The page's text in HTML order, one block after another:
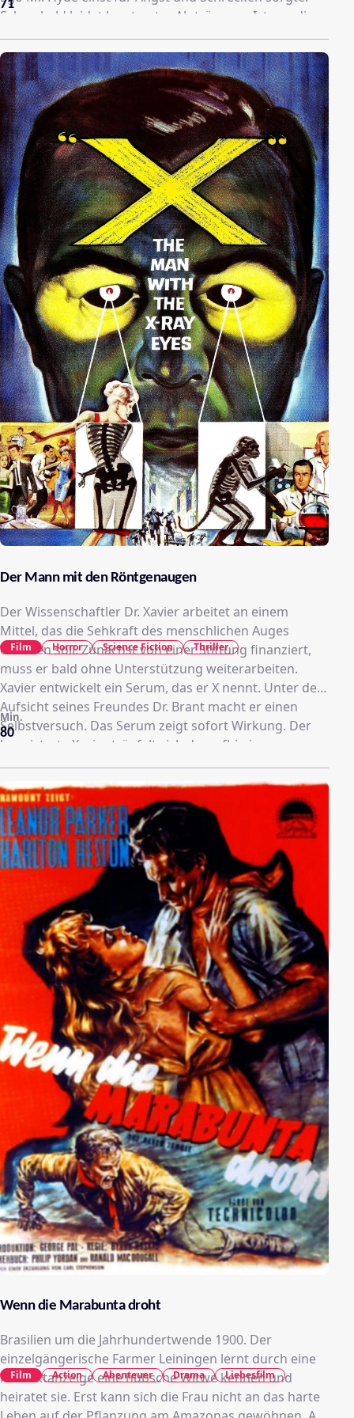
Schon bald leidet Janet unter Alpträumen. Ist nur die
düstere Atmosphäre des alten Landsitzes schuld?
Oder hat sie wirklich das schreckliche Erbe ihres
Vaters angetreten, indem sie bei Vollmond als
Monstrum ihre Opfer sucht? Blutspuren an ihrem
Nachthemd und seltsame Todesfälle deuten darauf
hin. Doch wie soll man einen Fluch aufhalten, der seit
Jahrzehnten die Familie ins Unglück stürzt?
71
Der Mann mit den Röntgenaugen
Der Wissenschaftler Dr. Xavier arbeitet an einem
Mittel, das die Sehkraft des menschlichen Auges
erhöhen soll. Zunächst von einer Stiftung finanziert,
muss er bald ohne Unterstützung weiterarbeiten.
Xavier entwickelt ein Serum, das er X nennt. Unter der
Aufsicht seines Freundes Dr. Brant macht er einen
Selbstversuch. Das Serum zeigt sofort Wirkung. Der
begeisterte Xavier träufelt sich daraufhin immer
wieder die Flüssigkeit in die Augen und kann bald
darauf sogar durch Gegenstände sehen. Brant, der
inzwischen von der Gefährlichkeit des Serums
überzeugt ist, rät Xavier, mit den Versuchen
aufzuhören. Xavier hört jedoch nicht auf ihn. Es
kommt zum Streit, und während des Handgemenges
stößt Xavier seinen Freund ungewollt durch ein
Fenster. Xavier flüchtet, da er nun wegen Mordes von
der Polizei gesucht wird.
80
Min.
Film Horror Science Fiction Thriller
Wenn die Marabunta droht
Brasilien um die Jahrhundertwende 1900. Der
einzelgängerische Farmer Leiningen lernt durch eine
Kontaktanzeige eine hübsche Witwe kennen und
heiratet sie. Erst kann sich die Frau nicht an das harte
Film Action Abenteuer Drama Liebesfilm